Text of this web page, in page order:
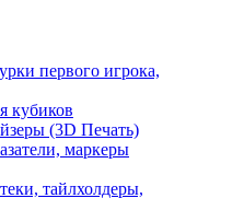
первого игрока,
кубиков
(3D Печать)
маркеры
тайлхолдеры,